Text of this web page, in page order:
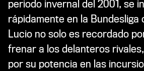
periodo invernal del 2001, se
rápidamente en la Bundesliga
Lucio no solo es recordado
frenar a los delanteros
por su potencia en las